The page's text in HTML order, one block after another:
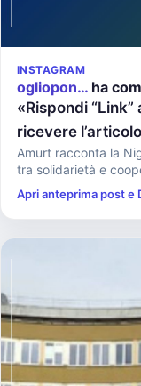
INSTAGRAM
ogliopon… ha
«Rispondi
ricevere
Amurt racconta la
tra solidarietà e
Apri anteprima post e